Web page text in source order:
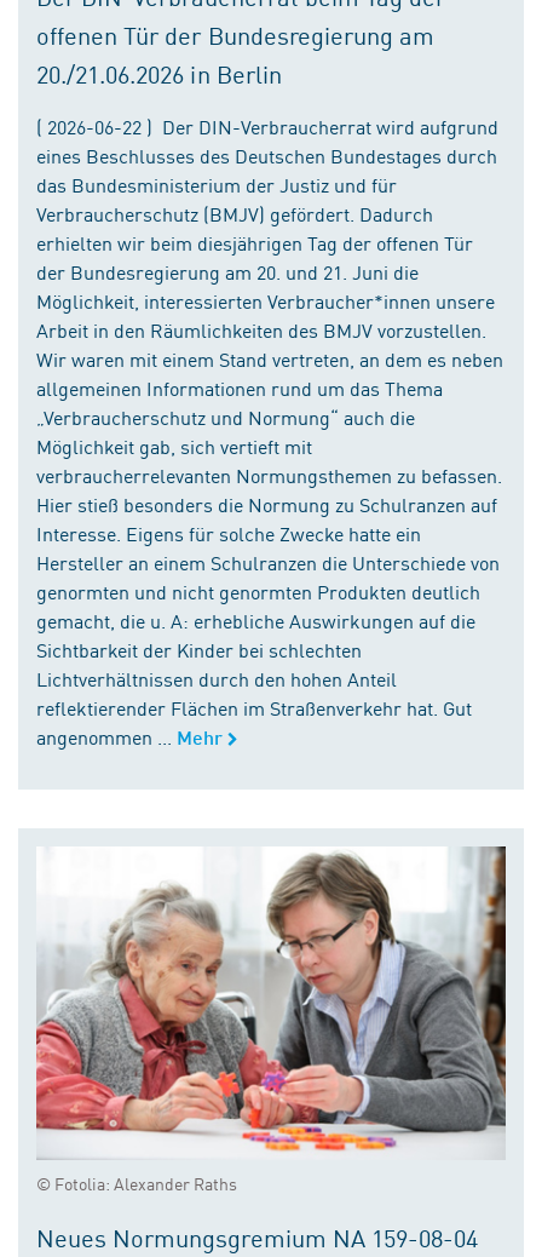
offenen Tür der Bundesregierung am
20./21.06.2026 in Berlin
( 2026-06-22 ) Der DIN-Verbraucherrat wird aufgrund
eines Beschlusses des Deutschen Bundestages durch
das Bundesministerium der Justiz und für
Verbraucherschutz (BMJV) gefördert. Dadurch
erhielten wir beim diesjährigen Tag der offenen Tür
der Bundesregierung am 20. und 21. Juni die
Möglichkeit, interessierten Verbraucher*innen unsere
Arbeit in den Räumlichkeiten des BMJV vorzustellen.
Wir waren mit einem Stand vertreten, an dem es neben
allgemeinen Informationen rund um das Thema
„Verbraucherschutz und Normung“ auch die
Möglichkeit gab, sich vertieft mit
verbraucherrelevanten Normungsthemen zu befassen.
Hier stieß besonders die Normung zu Schulranzen auf
Interesse. Eigens für solche Zwecke hatte ein
Hersteller an einem Schulranzen die Unterschiede von
genormten und nicht genormten Produkten deutlich
gemacht, die u. A: erhebliche Auswirkungen auf die
Sichtbarkeit der Kinder bei schlechten
Lichtverhältnissen durch den hohen Anteil
reflektierender Flächen im Straßenverkehr hat. Gut
angenommen ...
Mehr
© Fotolia: Alexander Raths
Neues Normungsgremium NA 159-08-04